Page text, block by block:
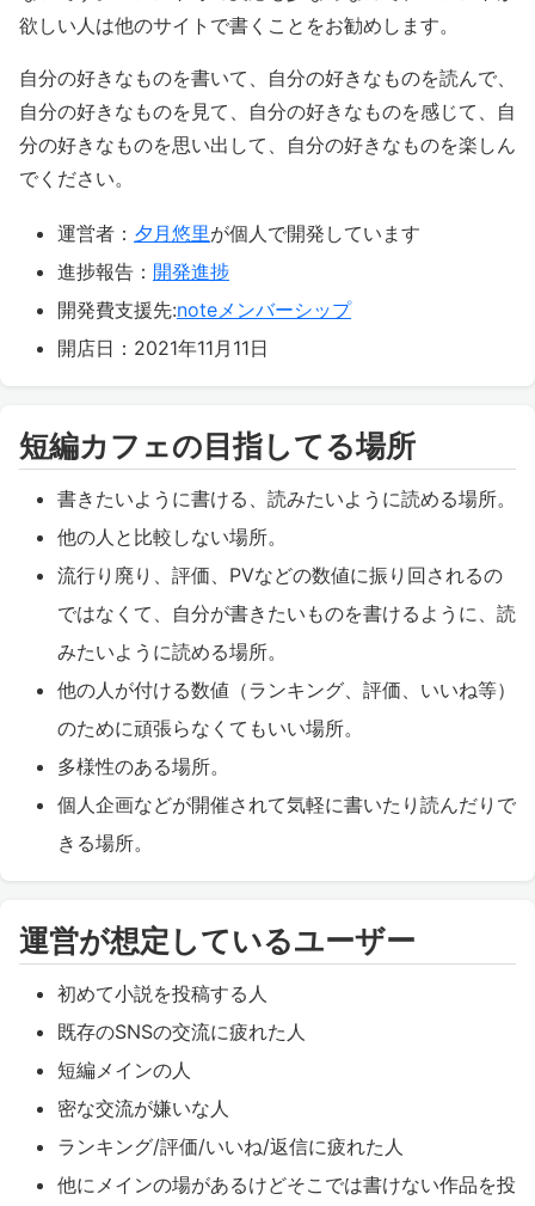
欲しい人は他のサイトで書くことをお勧めします。
自分の好きなものを書いて、自分の好きなものを読んで、
自分の好きなものを見て、自分の好きなものを感じて、自
分の好きなものを思い出して、自分の好きなものを楽しん
でください。
運営者： 夕月悠里が個人で開発しています
進捗報告： 開発進捗
開発費支援先:noteメンバーシップ
開店日：2021年11月11日
短編カフェの目指してる場所
書きたいように書ける、読みたいように読める場所。
他の人と比較しない場所。
流行り廃り、評価、PVなどの数値に振り回されるの
ではなくて、自分が書きたいものを書けるように、読
みたいように読める場所。
他の人が付ける数値（ランキング、評価、いいね等）
のために頑張らなくてもいい場所。
多様性のある場所。
個人企画などが開催されて気軽に書いたり読んだりで
きる場所。
運営が想定しているユーザー
初めて小説を投稿する人
既存のSNSの交流に疲れた人
短編メインの人
密な交流が嫌いな人
ランキング/評価/いいね/返信に疲れた人
他にメインの場があるけどそこでは書けない作品を投